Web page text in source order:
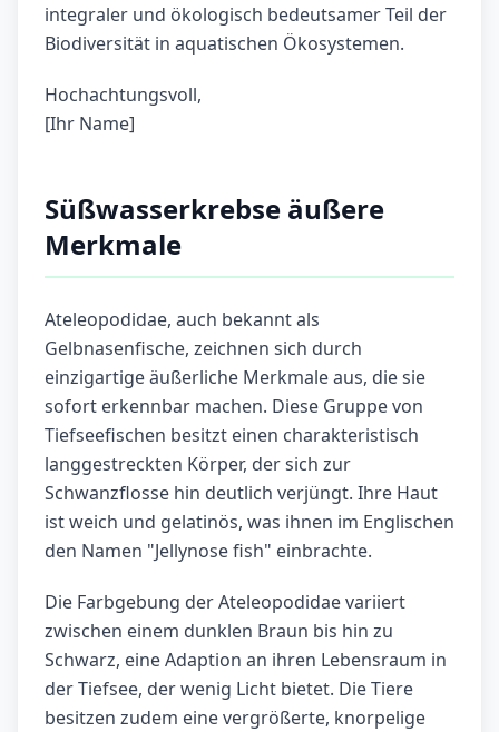
integraler und ökologisch bedeutsamer Teil der
Biodiversität in aquatischen Ökosystemen.
Hochachtungsvoll,
[Ihr Name]
Süßwasserkrebse äußere
Merkmale
Ateleopodidae, auch bekannt als
Gelbnasenfische, zeichnen sich durch
einzigartige äußerliche Merkmale aus, die sie
sofort erkennbar machen. Diese Gruppe von
Tiefseefischen besitzt einen charakteristisch
langgestreckten Körper, der sich zur
Schwanzflosse hin deutlich verjüngt. Ihre Haut
ist weich und gelatinös, was ihnen im Englischen
den Namen "Jellynose fish" einbrachte.
Die Farbgebung der Ateleopodidae variiert
zwischen einem dunklen Braun bis hin zu
Schwarz, eine Adaption an ihren Lebensraum in
der Tiefsee, der wenig Licht bietet. Die Tiere
besitzen zudem eine vergrößerte, knorpelige